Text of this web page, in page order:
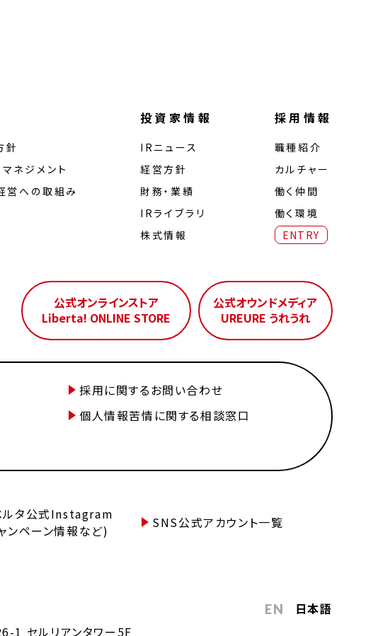
針
ネジメント
営への取組み
投資家情報
IRニュース
経営⽅針
財務・業績
IRライブラリ
株式情報
採用情報
職種紹介
カルチャー
働く仲間
働く環境
ENTRY
公式オンラインストア
Liberta! ONLINE STORE
公式オウンドメディア
UREURE うれうれ
採用に関するお問い合わせ
個人情報苦情に関する相談窓口
ルタ公式Instagram
ンペーン情報など)
SNS公式アカウント一覧
EN 日本語
1 セルリアンタワー5F